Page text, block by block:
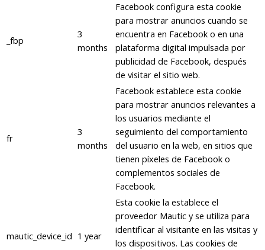
_fbp
3
months
Facebook configura esta cookie
para mostrar anuncios cuando se
encuentra en Facebook o en una
plataforma digital impulsada por
publicidad de Facebook, después
de visitar el sitio web.
fr
3
months
Facebook establece esta cookie
para mostrar anuncios relevantes a
los usuarios mediante el
seguimiento del comportamiento
del usuario en la web, en sitios que
tienen píxeles de Facebook o
complementos sociales de
Facebook.
mautic_device_id 1 year
Esta cookie la establece el
proveedor Mautic y se utiliza para
identificar al visitante en las visitas y
los dispositivos. Las cookies de